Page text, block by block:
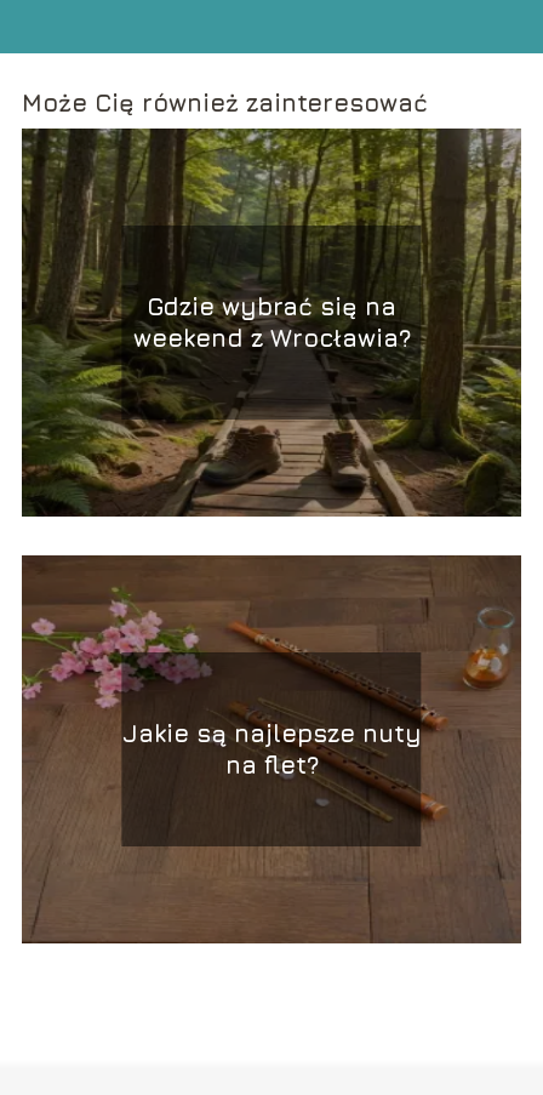
Może Cię również zainteresować
Gdzie wybrać się na
weekend z Wrocławia?
Jakie są najlepsze nuty
na flet?